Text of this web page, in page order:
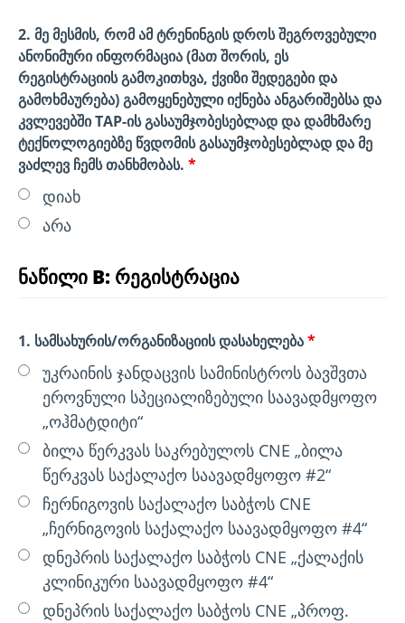
2. მე მესმის, რომ ამ ტრენინგის დროს შეგროვებული
ანონიმური ინფორმაცია (მათ შორის, ეს
რეგისტრაციის გამოკითხვა, ქვიზი შედეგები და
გამოხმაურება) გამოყენებული იქნება ანგარიშებსა და
კვლევებში TAP-ის გასაუმჯობესებლად და დამხმარე
ტექნოლოგიებზე წვდომის გასაუმჯობესებლად და მე
ვაძლევ ჩემს თანხმობას. *
დიახ
არა
ნაწილი B: რეგისტრაცია
1. სამსახურის/ორგანიზაციის დასახელება*
უკრაინის ჯანდაცვის სამინისტროს ბავშვთა
ეროვნული სპეციალიზებული საავადმყოფო
„ოჰმატდიტი“
ბილა წერკვას საკრებულოს CNE „ბილა
წერკვას საქალაქო საავადმყოფო #2“
ჩერნიგოვის საქალაქო საბჭოს CNE
„ჩერნიგოვის საქალაქო საავადმყოფო #4“
დნეპრის საქალაქო საბჭოს CNE „ქალაქის
კლინიკური საავადმყოფო #4“
დნეპრის საქალაქო საბჭოს CNE „პროფ.